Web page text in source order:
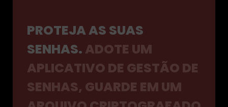
PROTEJA AS SUAS
SENHAS. ADOTE UM
APLICATIVO DE GESTÃO DE
SENHAS, GUARDE EM UM